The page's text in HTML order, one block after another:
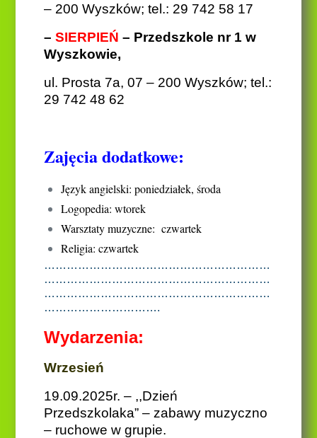
– 200 Wyszków; tel.: 29 742 58 17
–SIERPIEŃ – Przedszkole nr 1 w
Wyszkowie,
ul. Prosta 7a, 07 – 200 Wyszków; tel.:
29 742 48 62
Zajęcia dodatkowe:
Język angielski: poniedziałek, środa
Logopedia: wtorek
Warsztaty muzyczne: czwartek
Religia: czwartek
……………………………………………………
……………………………………………………
……………………………………………………
………………………….
Wydarzenia:
Wrzesień
19.09.2025r. – ,,Dzień
Przedszkolaka” – zabawy muzyczno
– ruchowe w grupie.